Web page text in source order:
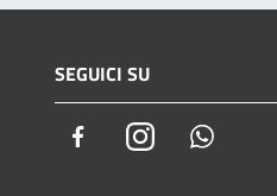
SEGUICI SU
FacebookInstagram